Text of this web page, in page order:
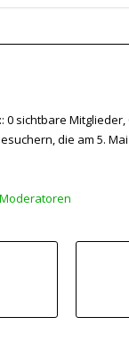
0 sichtbare
die am 5.